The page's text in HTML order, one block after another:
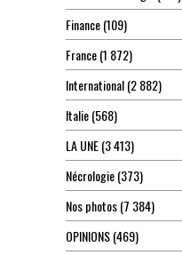
Finance(109)
France(1 872)
International(2 882)
Italie(568)
LA UNE(3 413)
Nécrologie(373)
Nos photos(7 384)
OPINIONS(469)